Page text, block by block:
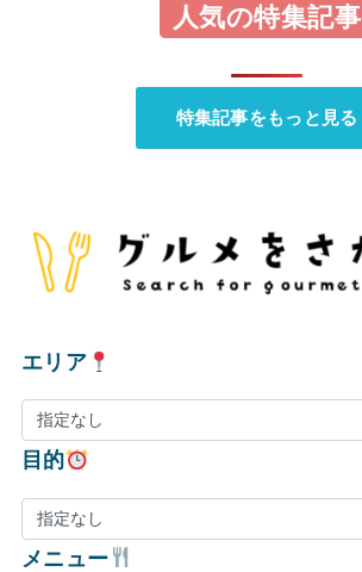
人気の特集記事
特集記事をもっと見る
エリア
目的
メニュー